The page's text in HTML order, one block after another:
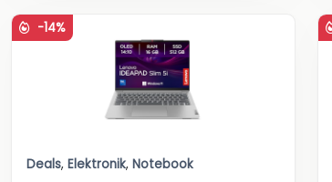
-14%
Deals, Elektronik, Notebook